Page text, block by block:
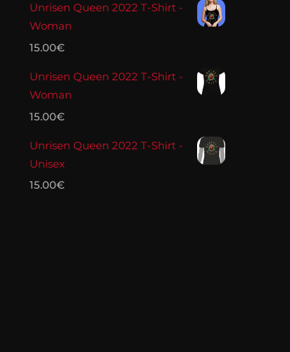
Unrisen Queen 2022 T-Shirt -
Woman
15.00€
Unrisen Queen 2022 T-Shirt -
Woman
15.00€
Unrisen Queen 2022 T-Shirt -
Unisex
15.00€